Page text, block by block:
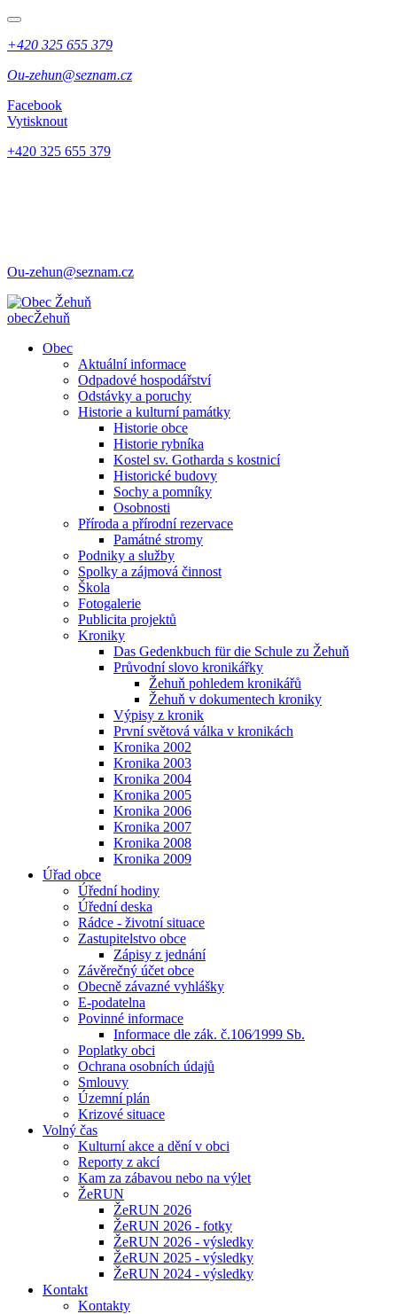
+420 325 655 379
Ou-zehun@seznam.cz
Facebook
Vytisknout
+420 325 655 379
Ou-zehun@seznam.cz
obecŽehuň
Obec
Aktuální informace
Odpadové hospodářství
Odstávky a poruchy
Historie a kulturní památky
Historie obce
Historie rybníka
Kostel sv. Gotharda s kostnicí
Historické budovy
Sochy a pomníky
Osobnosti
Příroda a přírodní rezervace
Památné stromy
Podniky a služby
Spolky a zájmová činnost
Škola
Fotogalerie
Publicita projektů
Kroniky
Das Gedenkbuch für die Schule zu Žehuň
Průvodní slovo kronikářky
Žehuň pohledem kronikářů
Žehuň v dokumentech kroniky
Výpisy z kronik
První světová válka v kronikách
Kronika 2002
Kronika 2003
Kronika 2004
Kronika 2005
Kronika 2006
Kronika 2007
Kronika 2008
Kronika 2009
Úřad obce
Úřední hodiny
Úřední deska
Rádce - životní situace
Zastupitelstvo obce
Zápisy z jednání
Závěrečný účet obce
Obecně závazné vyhlášky
E-podatelna
Povinné informace
Informace dle zák. č.106⁄1999 Sb.
Poplatky obci
Ochrana osobních údajů
Smlouvy
Územní plán
Krizové situace
Volný čas
Kulturní akce a dění v obci
Reporty z akcí
Kam za zábavou nebo na výlet
ŽeRUN
ŽeRUN 2026
ŽeRUN 2026 - fotky
ŽeRUN 2026 - výsledky
ŽeRUN 2025 - výsledky
ŽeRUN 2024 - výsledky
Kontakt
Kontakty